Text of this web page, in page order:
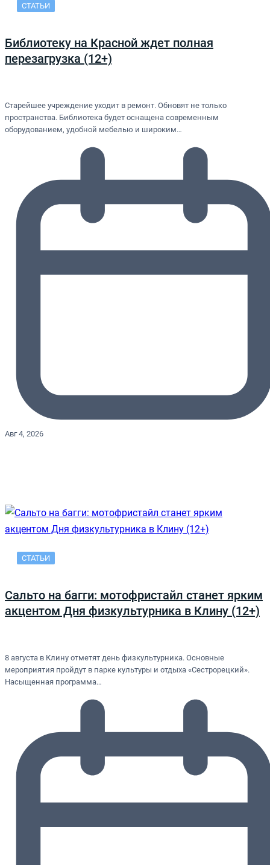
СТАТЬИ
Библиотеку на Красной ждет полная
перезагрузка (12+)
Старейшее учреждение уходит в ремонт. Обновят не только
пространства. Библиотека будет оснащена современным
оборудованием, удобной мебелью и широким…
Авг 4, 2026
СТАТЬИ
Сальто на багги: мотофристайл станет ярким
акцентом Дня физкультурника в Клину (12+)
8 августа в Клину отметят день физкультурника. Основные
мероприятия пройдут в парке культуры и отдыха «Сестрорецкий».
Насыщенная программа…